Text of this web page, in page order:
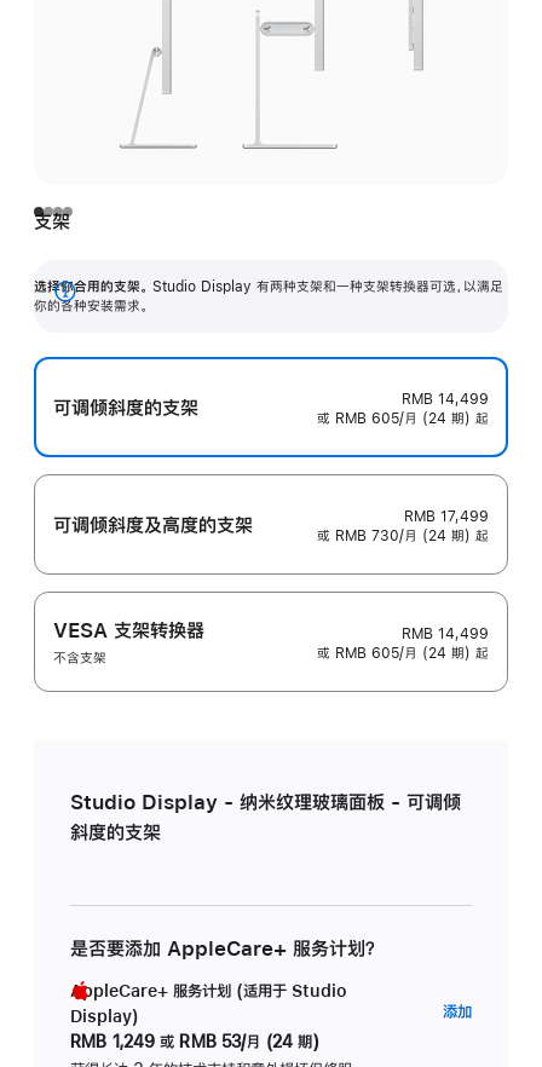
支架
选择你合用的支架。 Studio Display 有两种支架和一种支架转换器可选，以满足
你的各种安装需求。
展
可调倾斜度的支架
RMB 14,499
或 RMB 605/月 (24 期) 起
可调倾斜度及高‍度的支‍架
RMB 17,499
或 RMB 730/月 (24 期) 起
VESA 支架转换器
不含支架
RMB 14,499
或 RMB 605/月 (24 期) 起
Studio Display - 纳米纹理玻璃面板 - 可调倾
斜度的支架
是否要添加 AppleCare+ 服务计划？
AppleCare+ 服务计划 (适用于 Studio
Display)
RMB 1,249 或 RMB 53/月 (24 期)
添加